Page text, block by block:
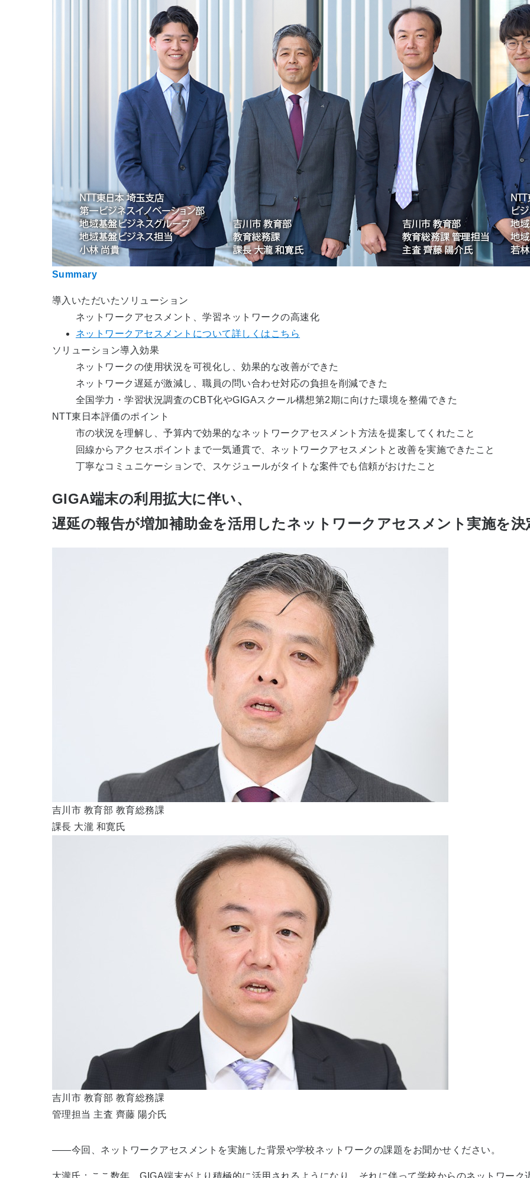
Summary
導入いただいたソリューション
ネットワークアセスメント、学習ネットワークの高速化
ネットワークアセスメントについて詳しくはこちら
ソリューション導入効果
ネットワークの使用状況を可視化し、効果的な改善ができた
ネットワーク遅延が激減し、職員の問い合わせ対応の負担を削減できた
全国学力・学習状況調査のCBT化やGIGAスクール構想第2期に向けた環境を整備できた
NTT東日本評価のポイント
市の状況を理解し、予算内で効果的なネットワークアセスメント方法を提案してくれたこと
回線からアクセスポイントまで一気通貫で、ネットワークアセスメントと改善を実施できたこと
丁寧なコミュニケーションで、スケジュールがタイトな案件でも信頼がおけたこと
GIGA端末の利用拡大に伴い、
遅延の報告が増加補助金を活用したネットワークアセスメント実施を決
吉川市 教育部 教育総務課
課長 大瀧 和寛氏
吉川市 教育部 教育総務課
管理担当 主査 齊藤 陽介氏
――今回、ネットワークアセスメントを実施した背景や学校ネットワークの課題をお聞かせください。